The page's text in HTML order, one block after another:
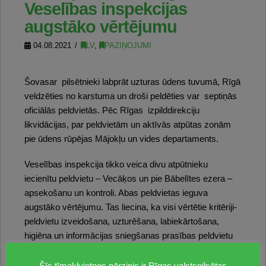
Veselības inspekcijas
augstāko vērtējumu
04.08.2021 LV, PAZIŅOJUMI
Šovasar pilsētnieki labprāt uzturas ūdens tuvumā, Rīgā
veldzēties no karstuma un droši peldēties var septiņās
oficiālās peldvietās. Pēc Rīgas izpilddirekciju
likvidācijas, par peldvietām un aktīvās atpūtas zonām
pie ūdens rūpējas Mājokļu un vides departaments.
Veselības inspekcija tikko veica divu atpūtnieku
iecienītu peldvietu – Vecāķos un pie Bābelītes ezera –
apsekošanu un kontroli. Abas peldvietas ieguva
augstāko vērtējumu. Tas liecina, ka visi vērtētie kritēriji-
peldvietu izveidošana, uzturēšana, labiekārtošana,
higiēna un informācijas sniegšanas prasības peldvietu